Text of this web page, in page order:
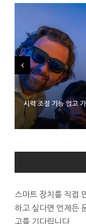
시력 조정 기능 얹고
D램 부족에 10억달
300~400달
스마트 장치를 직접
하고 싶다면 언제든
고를 기다립니다.